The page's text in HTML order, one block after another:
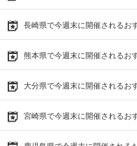
長崎県で今週末に開催されるお
熊本県で今週末に開催されるお
大分県で今週末に開催されるお
宮崎県で今週末に開催されるお